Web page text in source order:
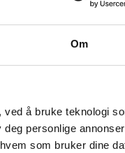
Om
å bruke teknologi
personlige
som bruker dine